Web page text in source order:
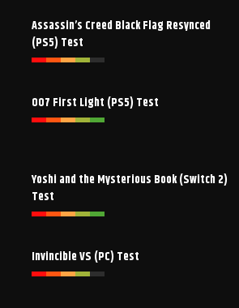
Assassin’s Creed Black Flag Resynced
(PS5) Test
007 First Light (PS5) Test
Yoshi and the Mysterious Book (Switch 2)
Test
Invincible VS (PC) Test